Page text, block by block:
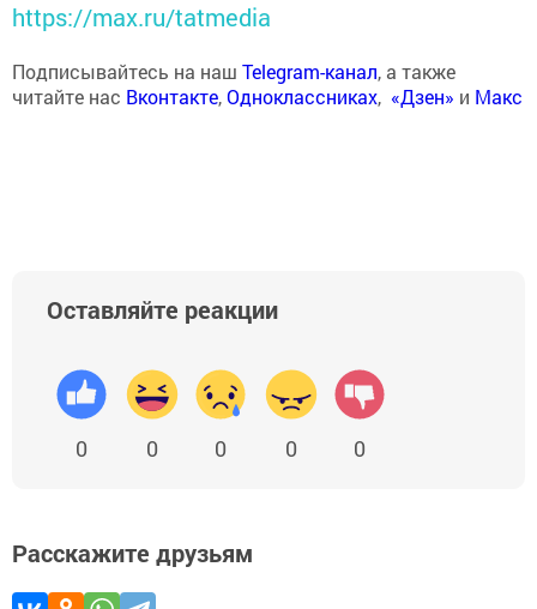
https://max.ru/tatmedia
Подписывайтесь на наш Telegram-канал, а также
читайте нас Вконтакте,Одноклассниках, «Дзен» и Макс
Оставляйте реакции
0 0 0 0 0
Расскажите друзьям